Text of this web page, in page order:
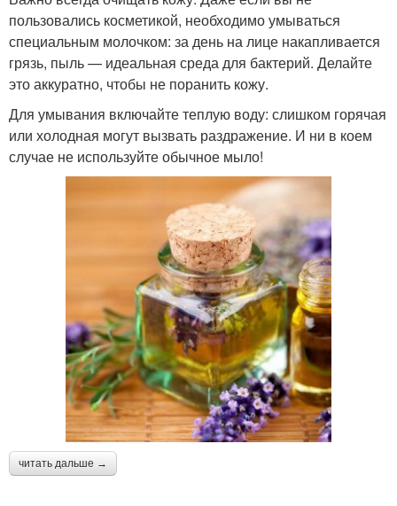
пользовались косметикой, необходимо умываться
специальным молочком: за день на лице накапливается
грязь, пыль — идеальная среда для бактерий. Делайте
это аккуратно, чтобы не поранить кожу.
Для умывания включайте теплую воду: слишком горячая
или холодная могут вызвать раздражение. И ни в коем
случае не используйте обычное мыло!
читать дальше →